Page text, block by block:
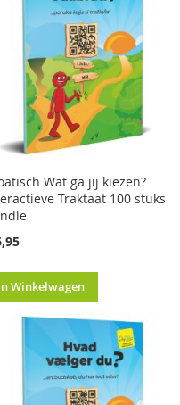
Wat ga jij kiezen?
Traktaat 100 stuks
Winkelwagen